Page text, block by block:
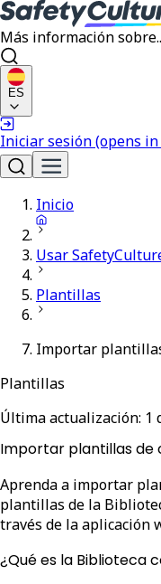
Más información
ES
Iniciar sesión(opens
Inicio
Usar
Plantillas
Importar
Plantillas
Última actualización: 1
Importar plantillas de
Aprenda a importar
plantillas de la
través de la aplicación
¿Qué es la Biblioteca